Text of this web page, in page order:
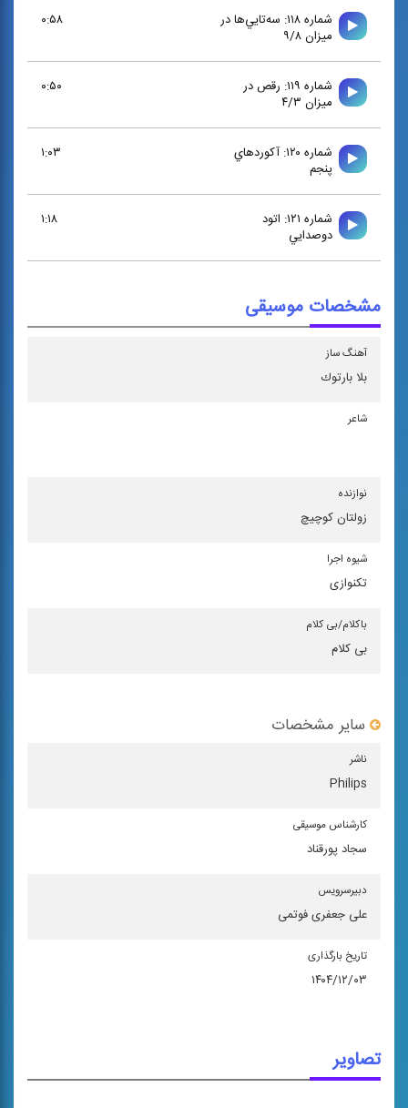
شماره ۱۱۸: سه‌تايي‌ها در
ميزان ۹/۸
۰:۵۸
شماره ۱۱۹: رقص در
ميزان ۴/۳
۰:۵۰
شماره ۱۲۰: آكوردهاي
پنجم
۱:۰۳
شماره ۱۲۱: اتود
دوصدايي
۱:۱۸
مشخصات موسیقی
آهنگ ساز
بلا بارتوك
شاعر
نوازنده
زولتان كوچیچ
شیوه اجرا
تكنوازی
باكلام/بی كلام
بی کلام
سایر مشخصات
ناشر
Philips
كارشناس موسیقی
سجاد پورقناد
دبیرسرویس
علی جعفری فوتمی
تاریخ بارگذاری
۱۴۰۴/۱۲/۰۳
تصاویر